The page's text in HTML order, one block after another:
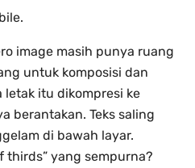
image masih punya ruang
untuk komposisi dan
itu dikompresi ke
berantakan. Teks saling
di bawah layar.
thirds” yang sempurna?